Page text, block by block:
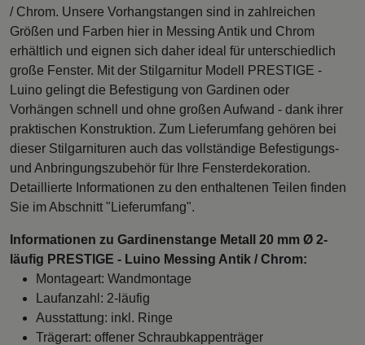
/ Chrom. Unsere Vorhangstangen sind in zahlreichen
Größen und Farben hier in Messing Antik und Chrom
erhältlich und eignen sich daher ideal für unterschiedlich
große Fenster. Mit der Stilgarnitur Modell PRESTIGE -
Luino gelingt die Befestigung von Gardinen oder
Vorhängen schnell und ohne großen Aufwand - dank ihrer
praktischen Konstruktion. Zum Lieferumfang gehören bei
dieser Stilgarnituren auch das vollständige Befestigungs-
und Anbringungszubehör für Ihre Fensterdekoration.
Detaillierte Informationen zu den enthaltenen Teilen finden
Sie im Abschnitt "Lieferumfang".
Informationen zu Gardinenstange Metall 20 mm Ø 2-
läufig PRESTIGE - Luino Messing Antik / Chrom:
Montageart: Wandmontage
Laufanzahl: 2-läufig
Ausstattung: inkl. Ringe
Trägerart: offener Schraubkappenträger